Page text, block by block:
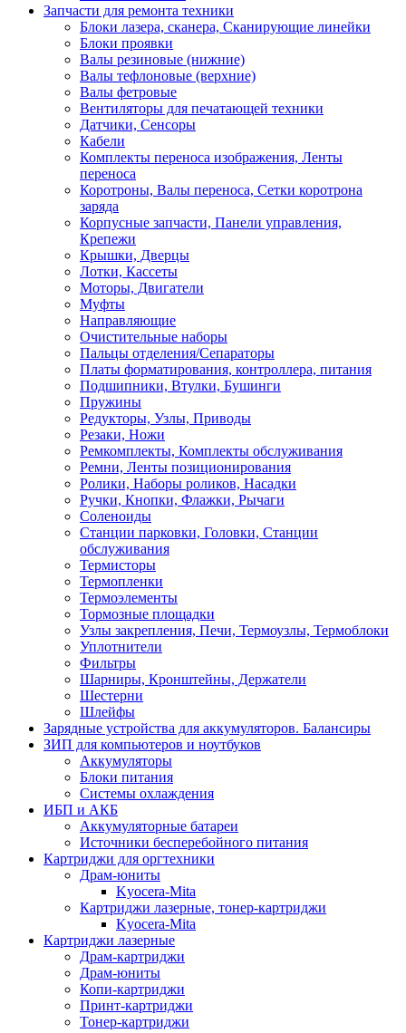
Запчасти для ремонта техники
Блоки лазера, сканера, Сканирующие линейки
Блоки проявки
Валы резиновые (нижние)
Валы тефлоновые (верхние)
Валы фетровые
Вентиляторы для печатающей техники
Датчики, Сенсоры
Кабели
Комплекты переноса изображения, Ленты
переноса
Коротроны, Валы переноса, Сетки коротрона
заряда
Корпусные запчасти, Панели управления,
Крепежи
Крышки, Дверцы
Лотки, Кассеты
Моторы, Двигатели
Муфты
Направляющие
Очистительные наборы
Пальцы отделения/Сепараторы
Платы форматирования, контроллера, питания
Подшипники, Втулки, Бушинги
Пружины
Редукторы, Узлы, Приводы
Резаки, Ножи
Ремкомплекты, Комплекты обслуживания
Ремни, Ленты позиционирования
Ролики, Наборы роликов, Насадки
Ручки, Кнопки, Флажки, Рычаги
Соленоиды
Станции парковки, Головки, Станции
обслуживания
Термисторы
Термопленки
Термоэлементы
Тормозные площадки
Узлы закрепления, Печи, Термоузлы, Термоблоки
Уплотнители
Фильтры
Шарниры, Кронштейны, Держатели
Шестерни
Шлейфы
Зарядные устройства для аккумуляторов. Балансиры
ЗИП для компьютеров и ноутбуков
Аккумуляторы
Блоки питания
Системы охлаждения
ИБП и АКБ
Аккумуляторные батареи
Источники бесперебойного питания
Картриджи для оргтехники
Драм-юниты
Kyocera-Mita
Картриджи лазерные, тонер-картриджи
Kyocera-Mita
Картриджи лазерные
Драм-картриджи
Драм-юниты
Копи-картриджи
Принт-картриджи
Тонер-картриджи